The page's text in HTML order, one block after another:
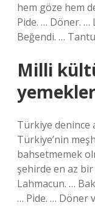
hem göze hem
Pide. … Döner. …
Beğendi. …
Milli
Türkiye denince
Türkiye’nin
bahsetmemek
şehirde en az
Lahmacun. …
… Pide. … Döner